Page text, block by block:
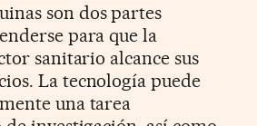
son dos partes
para que la
sanitario alcance sus
La tecnología puede
una tarea